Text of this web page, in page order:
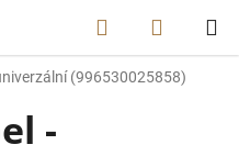
Hledat
KOŠÍK
(996530025858)
-